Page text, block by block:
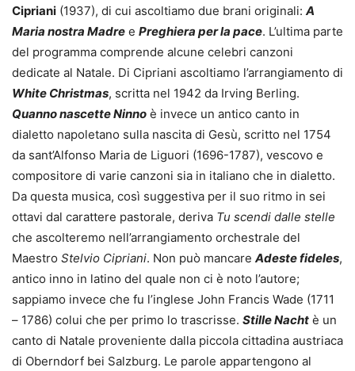
Cipriani (1937), di cui ascoltiamo due brani originali: A
Maria nostra Madre e Preghiera per la pace. L’ultima parte
del programma comprende alcune celebri canzoni
dedicate al Natale. Di Cipriani ascoltiamo l’arrangiamento di
White Christmas, scritta nel 1942 da Irving Berling.
Quanno nascette Ninno è invece un antico canto in
dialetto napoletano sulla nascita di Gesù, scritto nel 1754
da sant’Alfonso Maria de Liguori (1696-1787), vescovo e
compositore di varie canzoni sia in italiano che in dialetto.
Da questa musica, così suggestiva per il suo ritmo in sei
ottavi dal carattere pastorale, deriva Tu scendi dalle stelle
che ascolteremo nell’arrangiamento orchestrale del
Maestro Stelvio Cipriani. Non può mancare Adeste fideles,
antico inno in latino del quale non ci è noto l’autore;
sappiamo invece che fu l’inglese John Francis Wade (1711
– 1786) colui che per primo lo trascrisse. Stille Nacht è un
canto di Natale proveniente dalla piccola cittadina austriaca
di Oberndorf bei Salzburg. Le parole appartengono al